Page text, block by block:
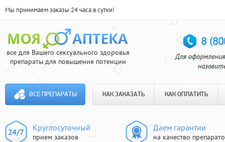
Мы принимаем заказы 24 часа в сутки!
все для Вашего сексуального здоровья
препараты для повышения потенции
ВСЕ ПРЕПАРАТЫ КАК ЗАКАЗАТЬ КАК ОПЛАТИТЬ
Круглосуточный
прием заказов
Даем гарантии
на качество